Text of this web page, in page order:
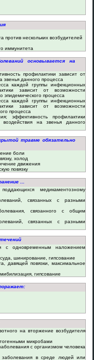
против нескольких возбудителей
иммунитета
основывается на
профилактики зависит от
звенья данного процесса
каждой группы инфекционных
зависит от возможности
эпидемического процесса
каждой группы инфекционных
зависит от возможности
процесса
эффективность профилактики
воздействия на звенья данного
травме обязательно
боли
холод
движения
повязку
...
медикаментозному
связанных с разными
связанного с общим
связанных с разными
с одновременным наложением
шинирование, гипсование
давящей повязки, максимальное
гипсование
на вторжение возбудителя
микробами
с организмом человека
заболевания в среде людей или